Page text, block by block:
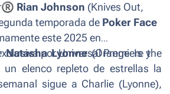
® Rian Johnson (Knives Out,
temporada de Poker Face
este 2025 en
por Universal Premiere y
Natasha Lyonne(Orange Is the
elenco repleto de estrellas la
sigue a Charlie (Lyonne),